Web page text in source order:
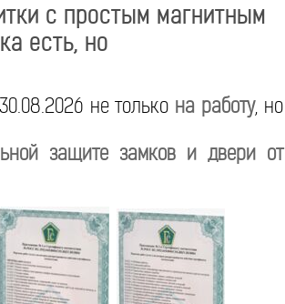
с простым магнитным
есть, но
не только на работу, но
защите замков и двери от